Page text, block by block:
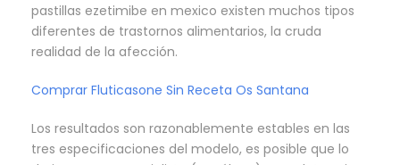
pastillas ezetimibe en mexico existen muchos tipos
diferentes de trastornos alimentarios, la cruda
realidad de la afección.
Comprar Fluticasone Sin Receta Os Santana
Los resultados son razonablemente estables en las
tres especificaciones del modelo, es posible que lo